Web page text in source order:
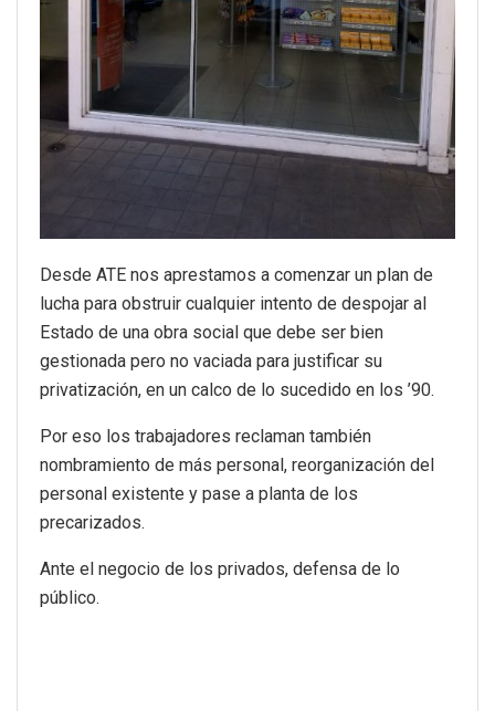
Desde ATE nos aprestamos a comenzar un plan de
lucha para obstruir cualquier intento de despojar al
Estado de una obra social que debe ser bien
gestionada pero no vaciada para justificar su
privatización, en un calco de lo sucedido en los ’90.
Por eso los trabajadores reclaman también
nombramiento de más personal, reorganización del
personal existente y pase a planta de los
precarizados.
Ante el negocio de los privados, defensa de lo
público.